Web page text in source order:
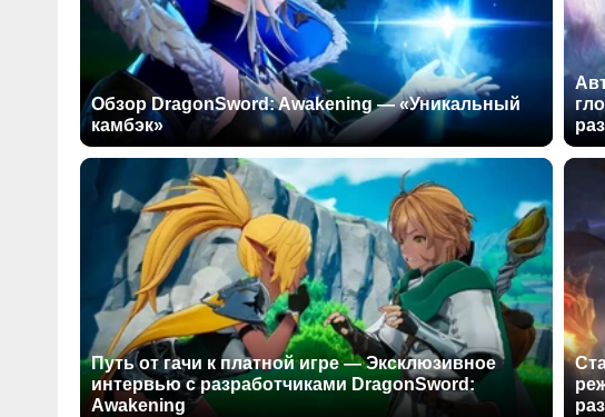
Обзор DragonSword: Awakening — «Уникальный
камбэк»
Путь от гачи к платной игре — Эксклюзивное
интервью с разработчиками DragonSword:
Awakening